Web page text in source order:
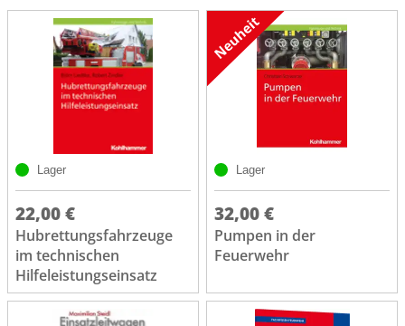
Lager
22,00 €
Hubrettungsfahrzeuge
im technischen
Hilfeleistungseinsatz
Lager
32,00 €
Pumpen in der
Feuerwehr